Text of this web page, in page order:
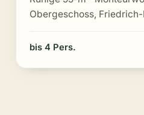
Obergeschoss,
bis 4 Pers.